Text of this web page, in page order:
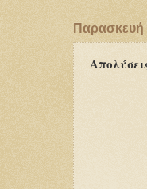
Παρασκευή